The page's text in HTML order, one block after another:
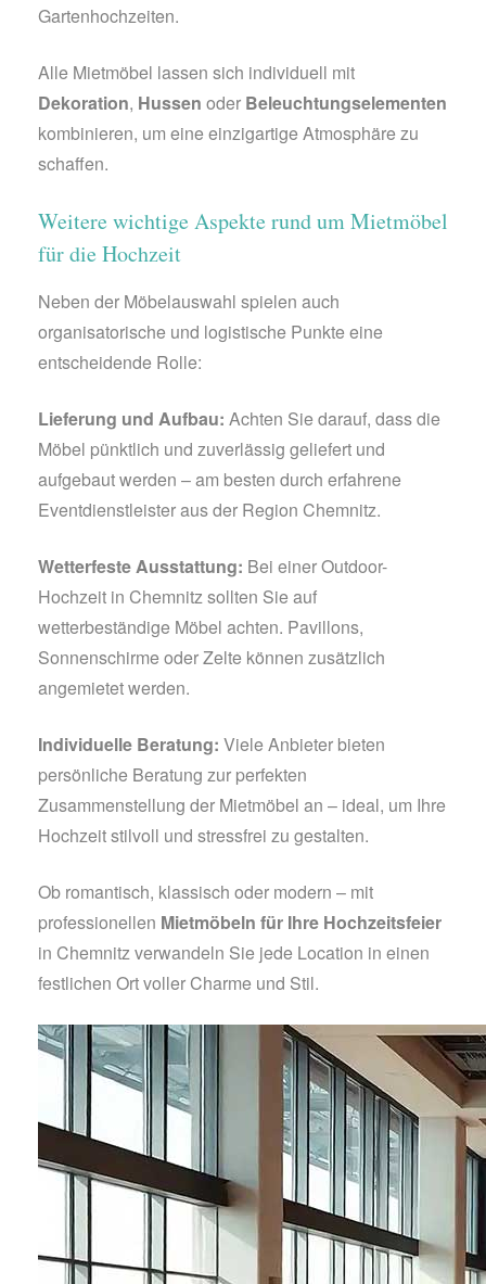
Gartenhochzeiten.
Alle Mietmöbel lassen sich individuell mit
Dekoration, Hussen oder Beleuchtungselementen
kombinieren, um eine einzigartige Atmosphäre zu
schaffen.
Weitere wichtige Aspekte rund um Mietmöbel
für die Hochzeit
Neben der Möbelauswahl spielen auch
organisatorische und logistische Punkte eine
entscheidende Rolle:
Lieferung und Aufbau: Achten Sie darauf, dass die
Möbel pünktlich und zuverlässig geliefert und
aufgebaut werden – am besten durch erfahrene
Eventdienstleister aus der Region Chemnitz.
Wetterfeste Ausstattung: Bei einer Outdoor-
Hochzeit in Chemnitz sollten Sie auf
wetterbeständige Möbel achten. Pavillons,
Sonnenschirme oder Zelte können zusätzlich
angemietet werden.
Individuelle Beratung: Viele Anbieter bieten
persönliche Beratung zur perfekten
Zusammenstellung der Mietmöbel an – ideal, um Ihre
Hochzeit stilvoll und stressfrei zu gestalten.
Ob romantisch, klassisch oder modern – mit
professionellen Mietmöbeln für Ihre Hochzeitsfeier
in Chemnitz verwandeln Sie jede Location in einen
festlichen Ort voller Charme und Stil.